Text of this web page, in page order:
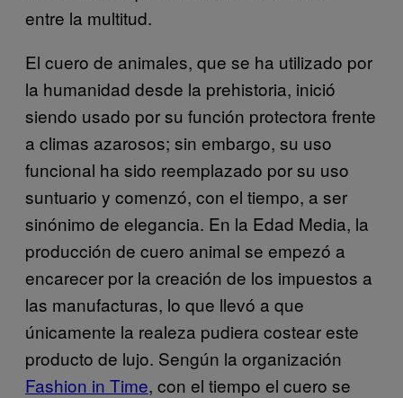
entre la multitud.
El cuero de animales, que se ha utilizado por
la humanidad desde la prehistoria, inició
siendo usado por su función protectora frente
a climas azarosos; sin embargo, su uso
funcional ha sido reemplazado por su uso
suntuario y comenzó, con el tiempo, a ser
sinónimo de elegancia. En la Edad Media, la
producción de cuero animal se empezó a
encarecer por la creación de los impuestos a
las manufacturas, lo que llevó a que
únicamente la realeza pudiera costear este
producto de lujo. Sengún la organización
Fashion in Time, con el tiempo el cuero se